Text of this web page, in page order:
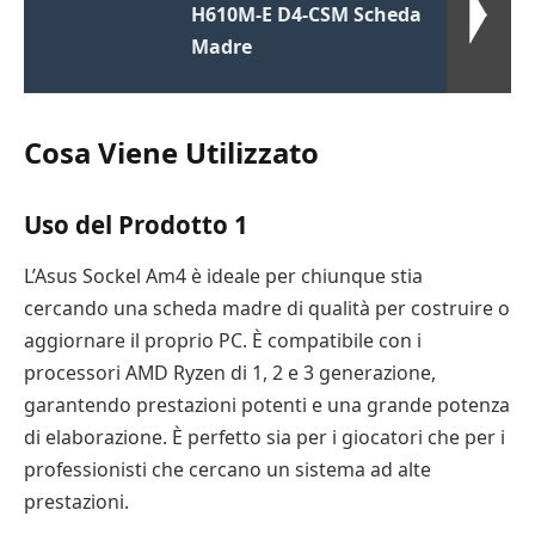
H610M-E D4-CSM Scheda
Madre
Cosa Viene Utilizzato
Uso del Prodotto 1
L’Asus Sockel Am4 è ideale per chiunque stia
cercando una scheda madre di qualità per costruire o
aggiornare il proprio PC. È compatibile con i
processori AMD Ryzen di 1, 2 e 3 generazione,
garantendo prestazioni potenti e una grande potenza
di elaborazione. È perfetto sia per i giocatori che per i
professionisti che cercano un sistema ad alte
prestazioni.